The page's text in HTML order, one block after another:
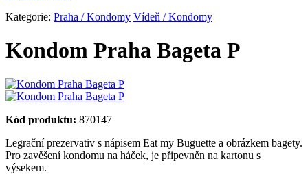
Kategorie: Praha / Kondomy Vídeň / Kondomy
Kondom Praha Bageta P
Kód produktu: 870147
Legrační prezervativ s nápisem Eat my Buguette a obrázkem bagety.
Pro zavěšení kondomu na háček, je připevněn na kartonu s
výsekem.